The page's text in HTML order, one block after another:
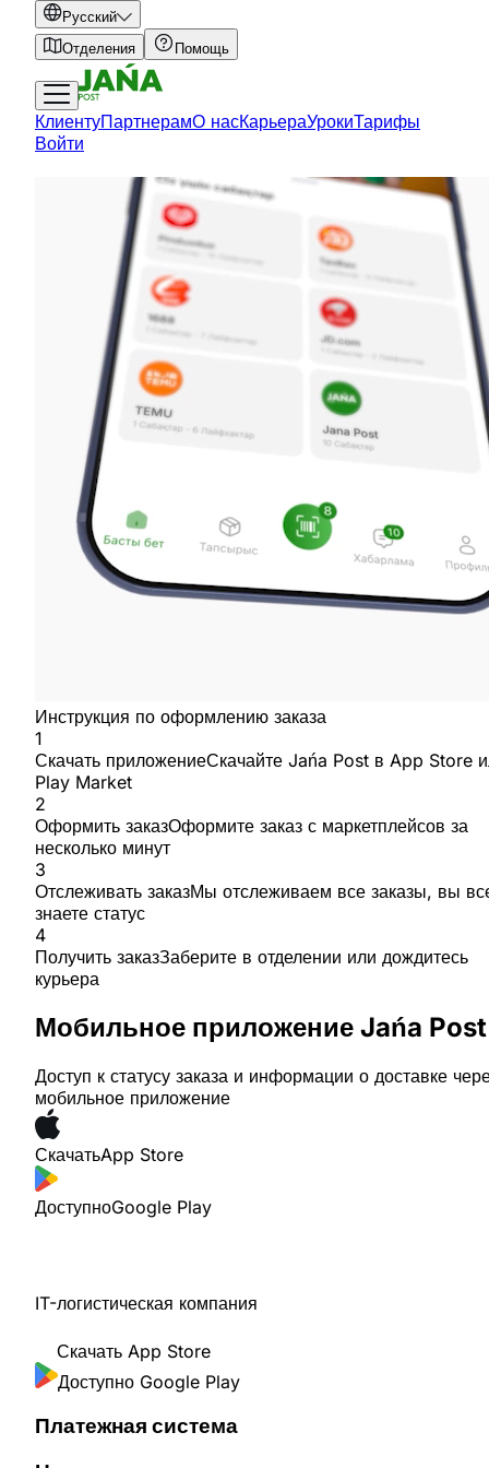
Русский
Отделения
Помощь
КлиентуПартнерамО насКарьераУрокиТарифы
Войти
Инструкция по оформлению заказа
1
Скачать приложениеСкачайте Jańa Post в App Store
Play Market
2
Оформить заказОформите заказ с маркетплейсов за
несколько минут
3
Отслеживать заказМы отслеживаем все заказы, вы
знаете статус
4
Получить заказЗаберите в отделении или дождитесь
курьера
Мобильное приложение Jańa Post
Доступ к статусу заказа и информации о доставке
мобильное приложение
СкачатьApp Store
ДоступноGoogle Play
IT-логистическая компания
Скачать App Store
Доступно Google Play
Платежная система